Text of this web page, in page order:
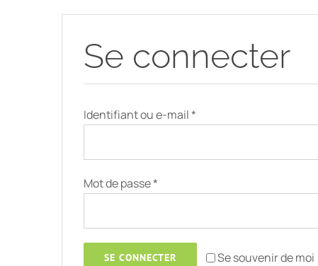
Se connecter
Identifiant ou e-mail*
Mot de passe*
Se souvenir de moi
SE CONNECTER